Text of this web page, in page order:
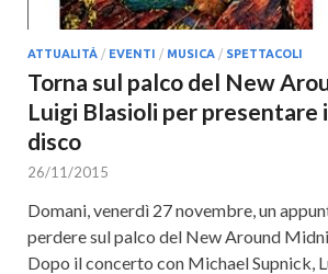
ATTUALITÀ / EVENTI / MUSICA / SPETTACOLI
Torna sul palco del New
Luigi Blasioli per presentare
disco
26/11/2015
Domani, venerdì 27 novembre, un
perdere sul palco del New Around
Dopo il concerto con Michael Supnick,